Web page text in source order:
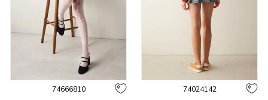
74666810 74024142